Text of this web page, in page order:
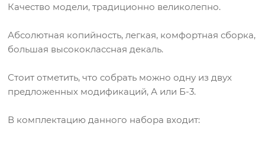
Качество модели, традиционно великолепно.
Абсолютная копийность, легкая, комфортная сборка,
большая высококлассная декаль.
Стоит отметить, что собрать можно одну из двух
предложенных модификаций, А или Б-3.
В комплектацию данного набора входит: